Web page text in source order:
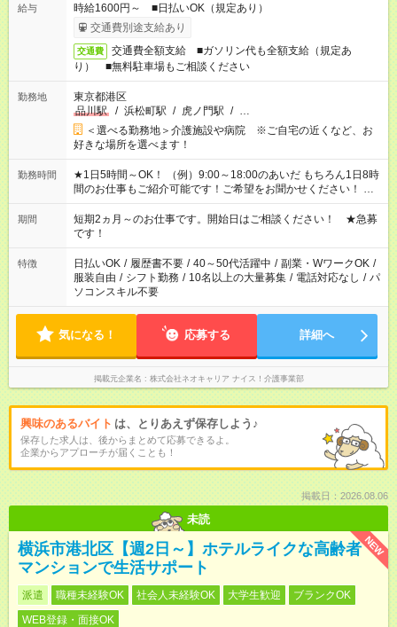
給与
時給1600円～ ■日払いOK（規定あり）
交通費別途支給あり
交通費
交通費全額支給 ■ガソリン代も全額支給（規定あ
り） ■無料駐車場もご相談ください
勤務地
東京都港区
品川駅
/ 浜松町駅 / 虎ノ門駅 / …
＜選べる勤務地＞介護施設や病院 ※ご自宅の近くなど、お
好きな場所を選べます！
勤務時間
★1日5時間～OK！ （例）9:00～18:00のあいだ もちろん1日8時
間のお仕事もご紹介可能です！ご希望をお聞かせください！ ★
家庭の都合でお休みが必要な場合も遠慮なくご相談ください。
※週最低15時間以上の勤務が必要です
期間
短期2ヵ月～のお仕事です。開始日はご相談ください！ ★急募
です！
特徴 日払いOK / 履歴書不要 / 40～50代活躍中 / 副業・WワークOK /
服装自由 / シフト勤務 / 10名以上の大量募集 / 電話対応なし / パ
ソコンスキル不要
気になる！ 応募する 詳細へ
掲載元企業名 株式会社ネオキャリア ナイス！介護事業部
興味のあるバイト は、とりあえず保存しよう♪
保存した求人は、後からまとめて応募できるよ。
企業からアプローチが届くことも！
掲載日：2026.08.06
未読
NEW
横浜市港北区【週2日～】ホテルライクな高齢者
マンションで生活サポート
派遣 職種未経験OK 社会人未経験OK 大学生歓迎
ブランクOK
WEB登録・面接OK